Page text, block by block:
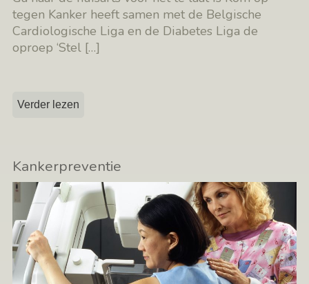
tegen Kanker heeft samen met de Belgische
Cardiologische Liga en de Diabetes Liga de
oproep ‘Stel […]
Verder lezen
Kankerpreventie